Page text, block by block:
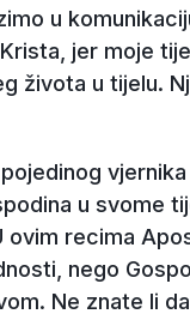
u
jer moje
života u tijelu.
u svome
ovim recima
nego
Ne znate li